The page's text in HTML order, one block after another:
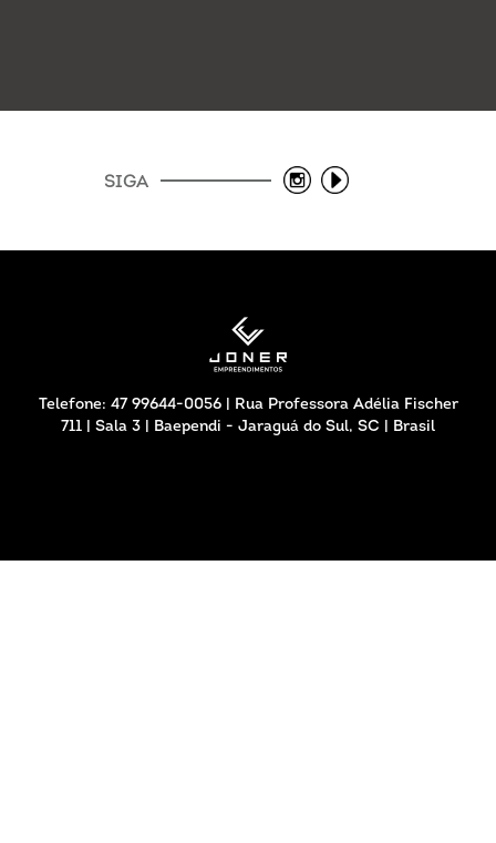
SIGA
Telefone: 47 99644-0056 | Rua Professora Adélia Fischer
711 | Sala 3 | Baependi - Jaraguá do Sul, SC | Brasil